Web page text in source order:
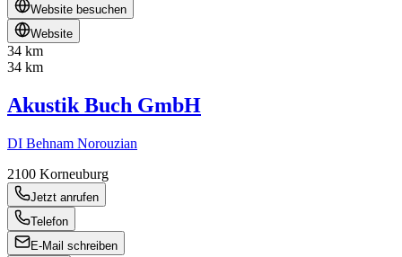
Website besuchen
Website
34 km
34 km
Akustik Buch GmbH
DI Behnam Norouzian
2100 Korneuburg
Jetzt anrufen
Telefon
E-Mail schreiben